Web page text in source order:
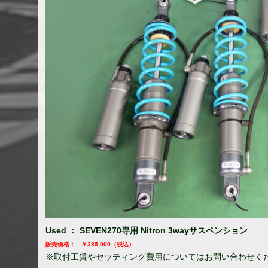
Used ： SEVEN270専用 Nitron 3wayサスペンション
販売価格： ￥385,000（税込）
※取付工賃やセッティング費用についてはお問い合わせく